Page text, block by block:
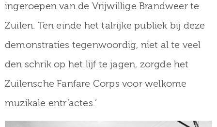
ingeroepen van de Vrijwillige Brandweer te
Zuilen. Ten einde het talrijke publiek bij deze
demonstraties tegenwoordig, niet al te veel
den schrik op het lijf te jagen, zorgde het
Zuilensche Fanfare Corps voor welkome
muzikale entr’actes.’